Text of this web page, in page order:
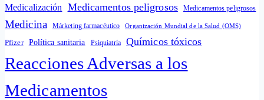
Medicalización Medicamentos peligrosos Medicamentos peligrosos
Medicina Márketing farmacéutico Organización Mundial de la Salud (OMS)
Pfizer Política sanitaria Psiquiatría Químicos tóxicos
Reacciones Adversas a los
Medicamentos